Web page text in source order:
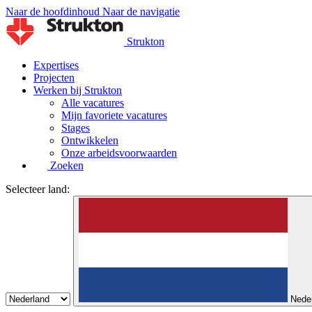
Naar de hoofdinhoud Naar de navigatie
Strukton
Expertises
Projecten
Werken bij Strukton
Alle vacatures
Mijn favoriete vacatures
Stages
Ontwikkelen
Onze arbeidsvoorwaarden
Zoeken
Selecteer land: